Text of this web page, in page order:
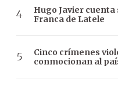
Hugo Javier
Franca de Latele
Cinco crímenes
conmocionan al